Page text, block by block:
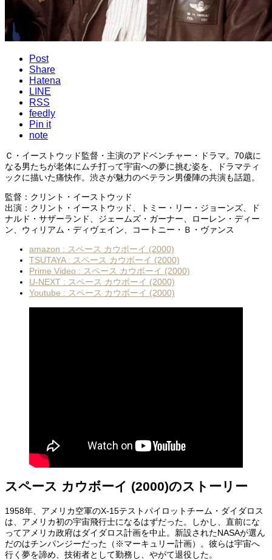
Post
Share
Hatena
LINE
RSS
feedly
Pin it
note
Ｃ・イーストウッド監督・主演のアドベンチャー・ドラマ。70歳に
なる男たちが老体にムチ打って宇宙への夢に挑む姿を、ドラマティ
ックに描いた痛快作。渋さが魅力のベテラン男優陣の共演も話題。
監督：クリント・イーストウッド
出演：クリント・イーストウッド、トミー・リー・ジョーンズ、ド
ナルド・サザーランド、ジェームズ・ガーナー、ローレン・ディー
ン、ウィリアム・ディヴェイン、コートニー・Ｂ・ヴァンス
amazon : スペース カウボーイ (2000)
TSUTAYA : スペース カウボーイ (2000)
Prime Video : スペース カウボーイ (2000)
U-NEXT : スペース カウボーイ (2000)
Youtube : スペース カウボーイ (2000)
スペース カウボーイ (2000)のストーリー
1958年、アメリカ空軍のX-15テストパイロットチーム・ダイダロス
は、アメリカ初の宇宙飛行士になるはずだった。しかし、直前にな
ってアメリカ政府はダイダロス計画を中止。新設されたNASAが選ん
だのはチンパンジーだった（※マーキュリー計画）。彼らは宇宙へ
行く夢を諦め、技術者として勤務し、やがて退役した。